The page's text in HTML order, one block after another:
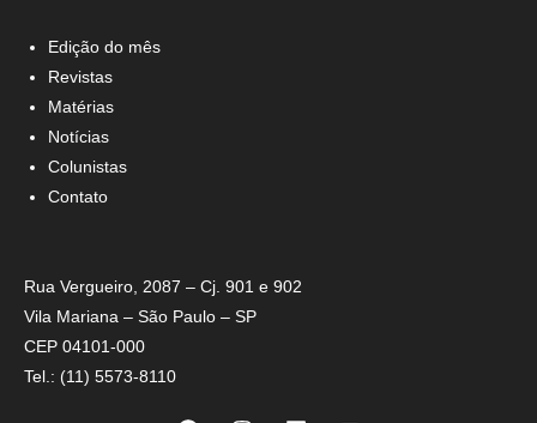
Edição do mês
Revistas
Matérias
Notícias
Colunistas
Contato
Rua Vergueiro, 2087 – Cj. 901 e 902
Vila Mariana – São Paulo – SP
CEP 04101-000
Tel.: (11) 5573-8110